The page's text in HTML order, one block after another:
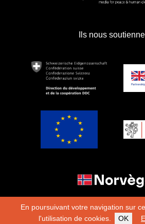
En poursuivant votre navigation sur
l'utilisation de cookies.
OK
Ils nous